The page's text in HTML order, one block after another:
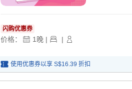
闪购优惠券
价格： 1晚 | |
使用优惠券以享 S$16.39 折扣